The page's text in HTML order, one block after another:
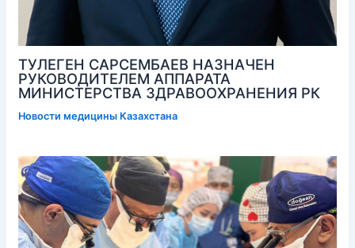
ТУЛЕГЕН САРСЕМБАЕВ НАЗНАЧЕН
РУКОВОДИТЕЛЕМ АППАРАТА
МИНИСТЕРСТВА ЗДРАВООХРАНЕНИЯ РК
Новости медицины Казахстана